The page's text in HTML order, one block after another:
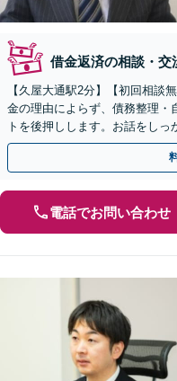
借金返済の相談・交
【久屋大通駅2分】【初回相談
金の理由によらず、債務整理・
トを後押しします。お話をし
再生等、最良と思われる方針を
電話でお問い合わせ